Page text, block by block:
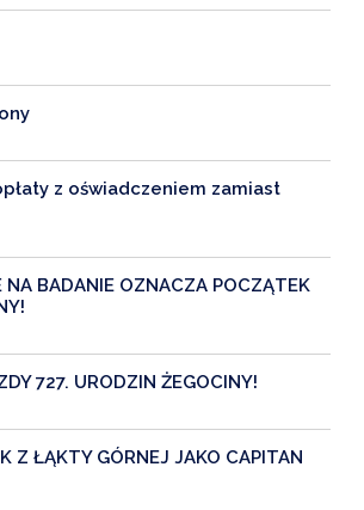
z oświadczeniem zamiast
NA BADANIE OZNACZA POCZĄTEK
727. URODZIN ŻEGOCINY!
Z ŁĄKTY GÓRNEJ JAKO CAPITAN